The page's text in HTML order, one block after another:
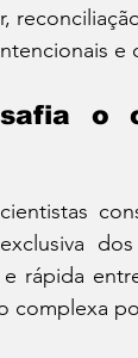
e
o
rápida
complexa